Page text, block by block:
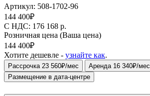
Артикул: 508-1702-96
144 400₽
C НДС: 176 168 р.
Розничная цена (Ваша цена)
144 400₽
Хотите дешевле - узнайте как.
Рассрочка 23 560₽/мес
Аренда 16 340₽/мес
Размещение в дата-центре